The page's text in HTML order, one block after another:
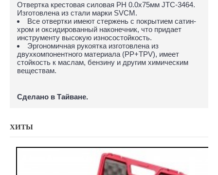
Отвертка крестовая силовая PH 0.0х75мм JTC-3464.
Изготовлена из стали марки SVCM.
Все отвертки имеют стержень с покрытием сатин-
хром и оксидированный наконечник, что придает
инструменту высокую износостойкость.
Эргономичная рукоятка изготовлена из
двухкомпонентного материала (PP+TPV), имеет
стойкость к маслам, бензину и другим химическим
веществам.
Сделано в Тайване.
ХИТЫ